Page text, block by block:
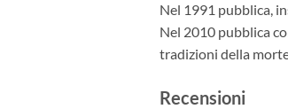
Nel 1991 pubblica,
Nel 2010 pubblica
tradizioni della
Recensioni